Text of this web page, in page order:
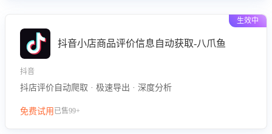
生效中
抖音小店商品评价信息自动获取-八爪鱼
抖音
抖店评价自动爬取 · 极速导出 · 深度分析
免费试用 已售99+